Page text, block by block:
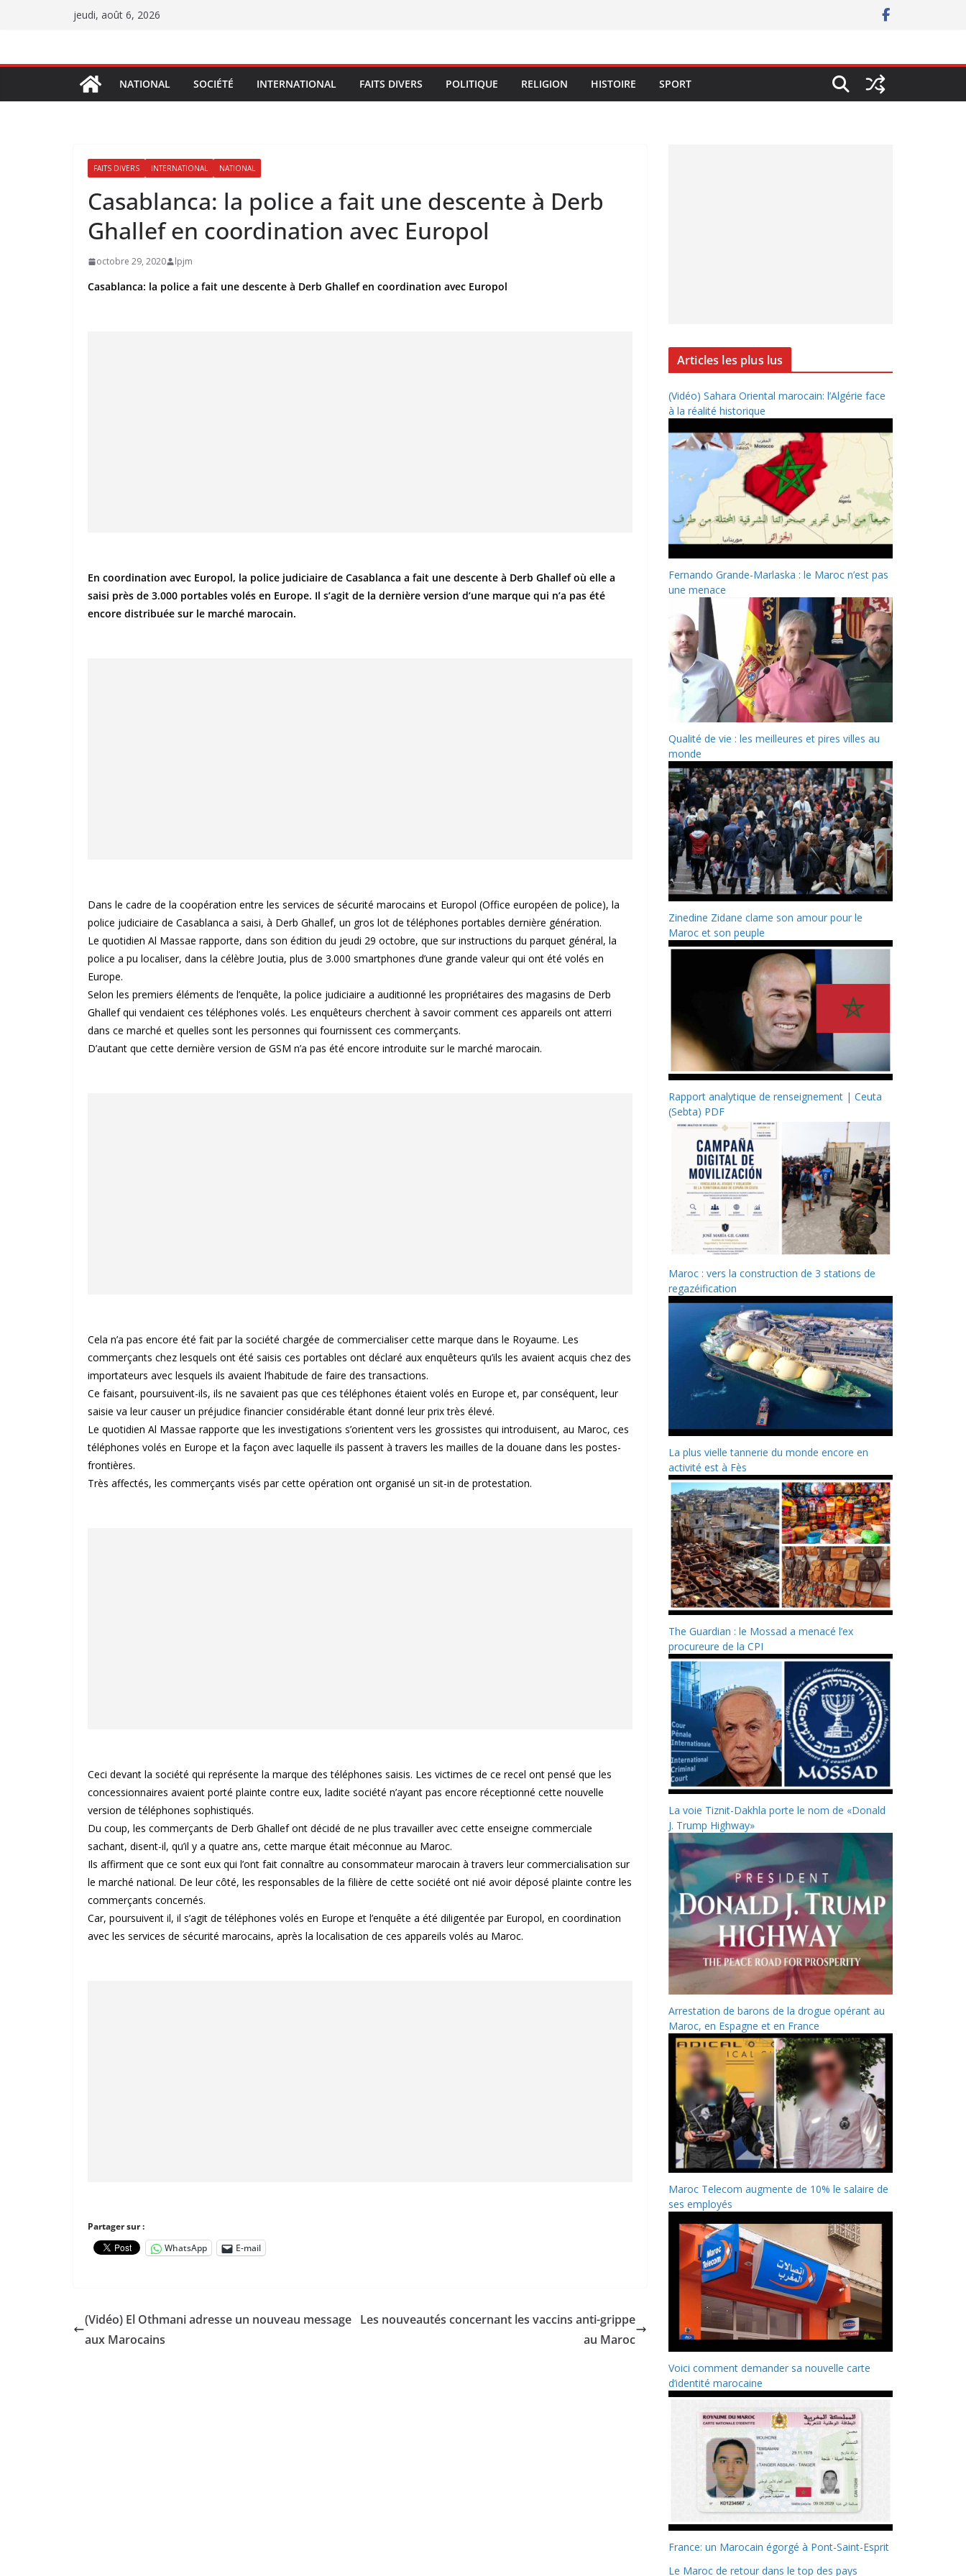
jeudi, août 6, 2026
NATIONAL SOCIÉTÉ INTERNATIONAL FAITS DIVERS POLITIQUE RELIGION HISTOIRE SPORT
FAITS DIVERS INTERNATIONAL NATIONAL
Casablanca: la police a fait une descente à Derb
Ghallef en coordination avec Europol
octobre 29, 2020 lpjm
Casablanca: la police a fait une descente à Derb Ghallef en coordination avec Europol
En coordination avec Europol, la police judiciaire de Casablanca a fait une descente à Derb Ghallef où elle a
saisi près de 3.000 portables volés en Europe. Il s’agit de la dernière version d’une marque qui n’a pas été
encore distribuée sur le marché marocain.
Dans le cadre de la coopération entre les services de sécurité marocains et Europol (Office européen de police), la
police judiciaire de Casablanca a saisi, à Derb Ghallef, un gros lot de téléphones portables dernière génération.
Le quotidien Al Massae rapporte, dans son édition du jeudi 29 octobre, que sur instructions du parquet général, la
police a pu localiser, dans la célèbre Joutia, plus de 3.000 smartphones d’une grande valeur qui ont été volés en
Europe.
Selon les premiers éléments de l’enquête, la police judiciaire a auditionné les propriétaires des magasins de Derb
Ghallef qui vendaient ces téléphones volés. Les enquêteurs cherchent à savoir comment ces appareils ont atterri
dans ce marché et quelles sont les personnes qui fournissent ces commerçants.
D’autant que cette dernière version de GSM n’a pas été encore introduite sur le marché marocain.
Cela n’a pas encore été fait par la société chargée de commercialiser cette marque dans le Royaume. Les
commerçants chez lesquels ont été saisis ces portables ont déclaré aux enquêteurs qu’ils les avaient acquis chez des
importateurs avec lesquels ils avaient l’habitude de faire des transactions.
Ce faisant, poursuivent-ils, ils ne savaient pas que ces téléphones étaient volés en Europe et, par conséquent, leur
saisie va leur causer un préjudice financier considérable étant donné leur prix très élevé.
Le quotidien Al Massae rapporte que les investigations s’orientent vers les grossistes qui introduisent, au Maroc, ces
téléphones volés en Europe et la façon avec laquelle ils passent à travers les mailles de la douane dans les postes-
frontières.
Très affectés, les commerçants visés par cette opération ont organisé un sit-in de protestation.
Ceci devant la société qui représente la marque des téléphones saisis. Les victimes de ce recel ont pensé que les
concessionnaires avaient porté plainte contre eux, ladite société n’ayant pas encore réceptionné cette nouvelle
version de téléphones sophistiqués.
Du coup, les commerçants de Derb Ghallef ont décidé de ne plus travailler avec cette enseigne commerciale
sachant, disent-il, qu’il y a quatre ans, cette marque était méconnue au Maroc.
Ils affirment que ce sont eux qui l’ont fait connaître au consommateur marocain à travers leur commercialisation sur
le marché national. De leur côté, les responsables de la filière de cette société ont nié avoir déposé plainte contre les
commerçants concernés.
Car, poursuivent il, il s’agit de téléphones volés en Europe et l’enquête a été diligentée par Europol, en coordination
avec les services de sécurité marocains, après la localisation de ces appareils volés au Maroc.
Partager sur :
WhatsApp
E-mail
(Vidéo) El Othmani adresse un nouveau message
aux Marocains
Les nouveautés concernant les vaccins anti-grippe
au Maroc
Articles les plus lus
(Vidéo) Sahara Oriental marocain: l’Algérie face
à la réalité historique
Fernando Grande-Marlaska : le Maroc n’est pas
une menace
Qualité de vie : les meilleures et pires villes au
monde
Zinedine Zidane clame son amour pour le
Maroc et son peuple
Rapport analytique de renseignement | Ceuta
(Sebta) PDF
Maroc : vers la construction de 3 stations de
regazéification
La plus vielle tannerie du monde encore en
activité est à Fès
The Guardian : le Mossad a menacé l’ex
procureure de la CPI
La voie Tiznit-Dakhla porte le nom de «Donald
J. Trump Highway»
Arrestation de barons de la drogue opérant au
Maroc, en Espagne et en France
Maroc Telecom augmente de 10% le salaire de
ses employés
Voici comment demander sa nouvelle carte
d’identité marocaine
France: un Marocain égorgé à Pont-Saint-Esprit
Le Maroc de retour dans le top des pays